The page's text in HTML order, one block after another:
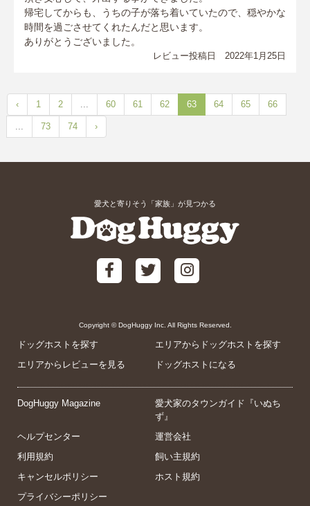
帰宅してからも、うちの子が落ち着いていたので、穏やかな
時間を過ごさせてくれたんだと思います。
ありがとうございました。
レビュー投稿日 2022年1月25日
‹ 1 2 60 61 62 63 64 65 66
73 74 ›
愛犬と寄りそう「家族」が見つかる
Copyright © DogHuggy Inc. All Rights Reserved.
ドッグホストを探す
エリアからドッグホストを探す
エリアからレビューを見る
ドッグホストになる
DogHuggy Magazine
愛犬家のタウンガイド『いぬち
ず』
ヘルプセンター
運営会社
利用規約
飼い主規約
キャンセルポリシー
ホスト規約
プライバシーポリシー